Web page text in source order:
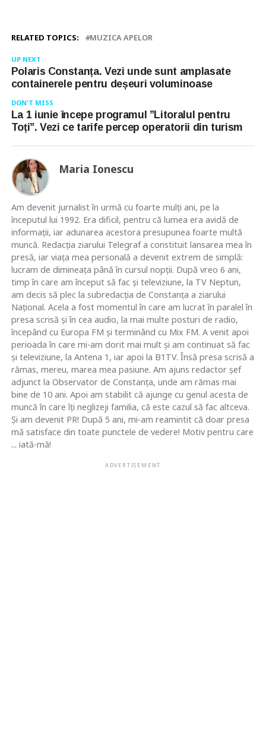
RELATED TOPICS: MUZICA APELOR
UP NEXT
Polaris Constanța. Vezi unde sunt amplasate
containerele pentru deșeuri voluminoase
DON'T MISS
La 1 iunie începe programul ”Litoralul pentru
Toți”. Vezi ce tarife percep operatorii din turism
Maria Ionescu
Am devenit jurnalist în urmă cu foarte mulţi ani, pe la
începutul lui 1992. Era dificil, pentru că lumea era avidă de
informaţii, iar adunarea acestora presupunea foarte multă
muncă. Redacţia ziarului Telegraf a constituit lansarea mea în
presă, iar viaţa mea personală a devenit extrem de simplă:
lucram de dimineaţa până în cursul nopţii. După vreo 6 ani,
timp în care am început să fac şi televiziune, la TV Neptun,
am decis să plec la subredacţia de Constanţa a ziarului
Naţional. Acela a fost momentul în care am lucrat în paralel în
presa scrisă şi în cea audio, la mai multe posturi de radio,
începând cu Europa FM şi terminând cu Mix FM. A venit apoi
perioada în care mi-am dorit mai mult şi am continuat să fac
şi televiziune, la Antena 1, iar apoi la B1TV. Însă presa scrisă a
rămas, mereu, marea mea pasiune. Am ajuns redactor şef
adjunct la Observator de Constanţa, unde am rămas mai
bine de 10 ani. Apoi am stabilit că ajunge cu genul acesta de
muncă în care îţi neglizeji familia, că este cazul să fac altceva.
Şi am devenit PR! După 5 ani, mi-am reamintit că doar presa
mă satisface din toate punctele de vedere! Motiv pentru care
... iată-mă!
ADVERTISEMENT